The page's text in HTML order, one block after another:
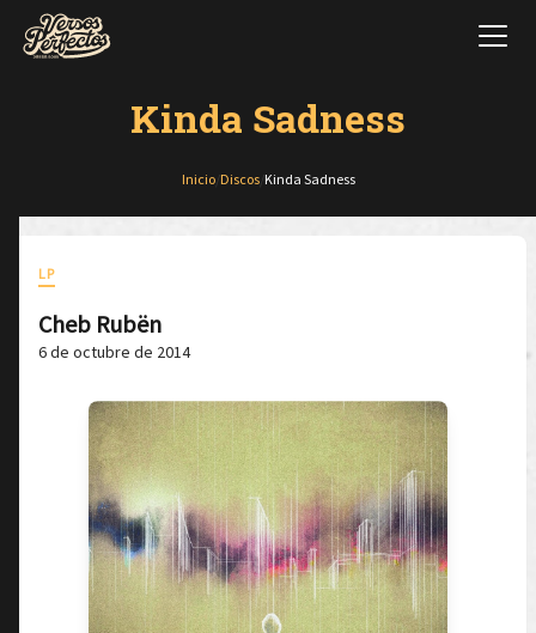
Kinda Sadness
Inicio/ Discos/ Kinda Sadness
LP
Cheb Rubën
6 de octubre de 2014